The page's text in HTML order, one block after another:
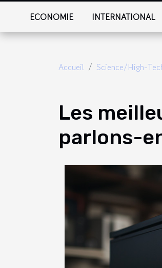
ECONOMIE INTERNATIONAL
Accueil Science/High-
Les
parlons-